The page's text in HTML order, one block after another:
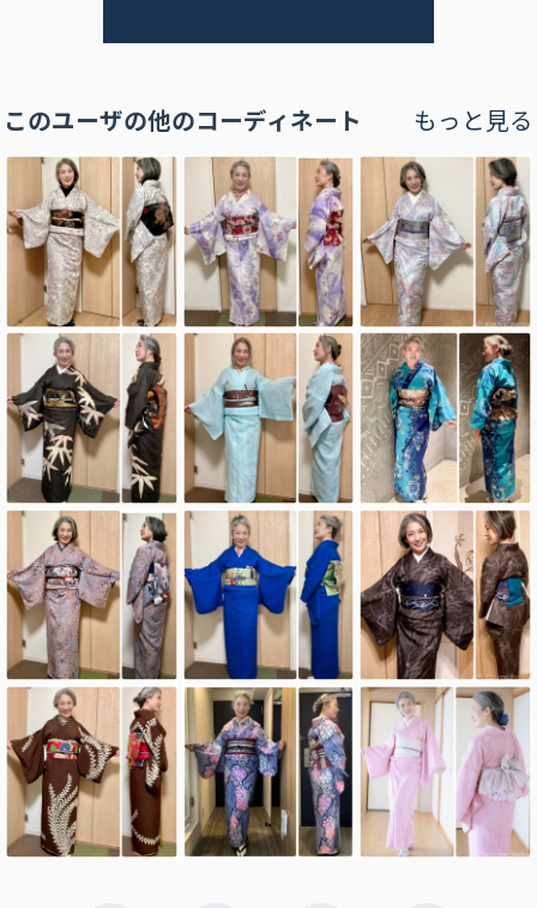
このユーザの他のコーディネート もっと見る